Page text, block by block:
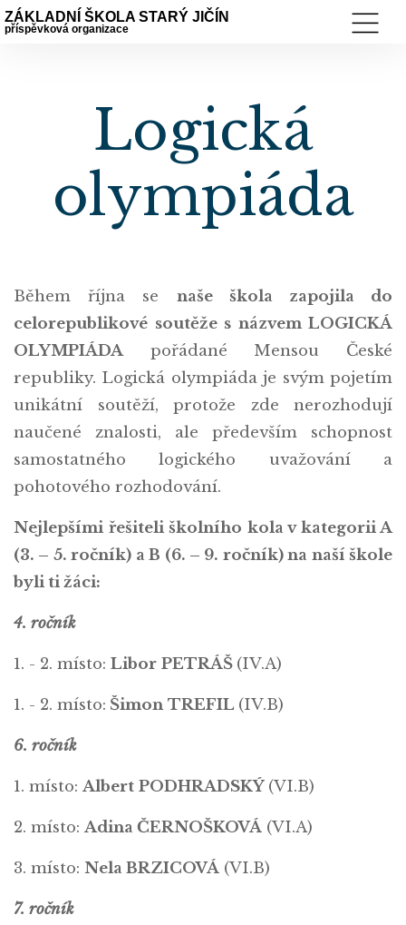
ZÁKLADNÍ ŠKOLA STARÝ JIČÍN
příspěvková organizace
Logická
olympiáda
Během října se naše škola zapojila do
celorepublikové soutěže s názvem LOGICKÁ
OLYMPIÁDApořádané Mensou České
republiky. Logická olympiáda je svým pojetím
unikátní soutěží, protože zde nerozhodují
naučené znalosti, ale především schopnost
samostatného logického uvažování a
pohotového rozhodování.
Nejlepšími řešiteli školního kola v kategorii A
(3. – 5. ročník) a B (6. – 9. ročník) na naší škole
byli ti žáci:
4. ročník
1. - 2. místo: Libor PETRÁŠ (IV.A)
1. - 2. místo: Šimon TREFIL (IV.B)
6. ročník
1. místo: Albert PODHRADSKÝ (VI.B)
2. místo: Adina ČERNOŠKOVÁ (VI.A)
3. místo: Nela BRZICOVÁ (VI.B)
7. ročník